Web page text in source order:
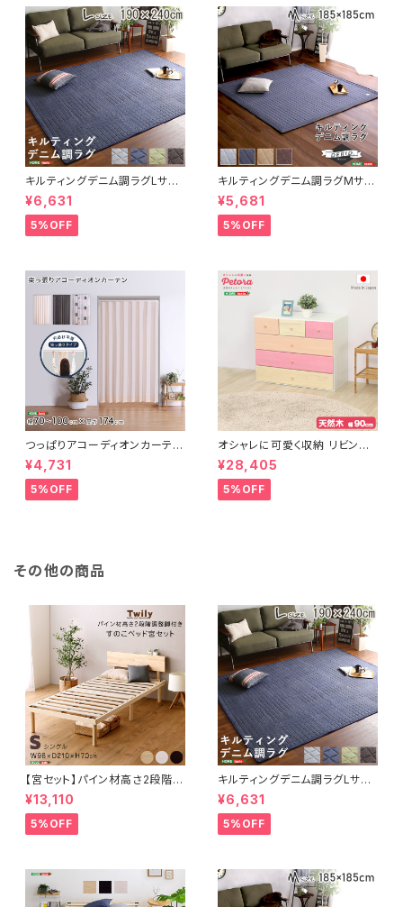
キルティングデニム調ラグLサイ
ズ(190x240cm)オールシーズ
ン、滑り止め付き、手洗い対応【D
erid-デリッド-】 DRG-L
¥6,631
5%OFF
キルティングデニム調ラグMサイ
ズ(185x185cm)オールシーズ
ン、滑り止め付き、手洗い対応【D
erid-デリッド-】 DRG-M
¥5,681
5%OFF
つっぱりアコーディオンカーテ
ン 100×174cm SH-16-TA
DC
¥4,731
5%OFF
オシャレに可愛く収納 リビング
用ローチェスト 4段 幅90cm
天然木（桐）日本製｜petora-
ペトラ- SH-08-PTR90
¥28,405
5%OFF
その他の商品
【宮セット】パイン材高さ2段階調
整脚付きすのこベッド(シングル)
ASP-HP-02S
¥13,110
5%OFF
キルティングデニム調ラグLサイ
ズ(190x240cm)オールシーズ
ン、滑り止め付き、手洗い対応【D
erid-デリッド-】 DRG-L
¥6,631
5%OFF